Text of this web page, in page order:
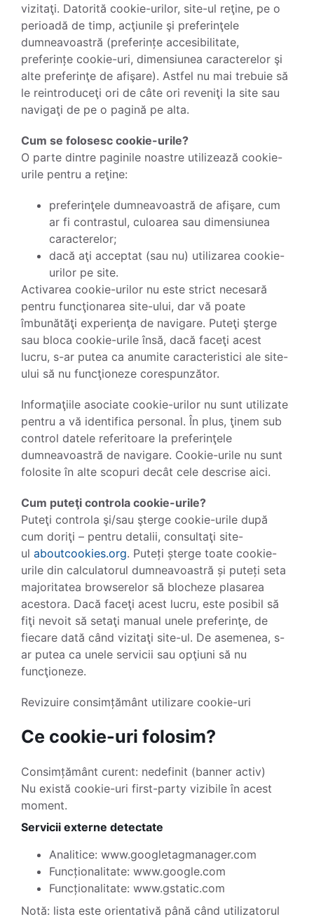
vizitaţi. Datorită cookie-urilor, site-ul reţine, pe o
perioadă de timp, acţiunile şi preferinţele
dumneavoastră (preferințe accesibilitate,
preferințe cookie-uri, dimensiunea caracterelor şi
alte preferinţe de afişare). Astfel nu mai trebuie să
le reintroduceţi ori de câte ori reveniţi la site sau
navigaţi de pe o pagină pe alta.
Cum se folosesc cookie-urile?
O parte dintre paginile noastre utilizează cookie-
urile pentru a reţine:
preferinţele dumneavoastră de afişare, cum
ar fi contrastul, culoarea sau dimensiunea
caracterelor;
dacă aţi acceptat (sau nu) utilizarea cookie-
urilor pe site.
Activarea cookie-urilor nu este strict necesară
pentru funcţionarea site-ului, dar vă poate
îmbunătăţi experienţa de navigare. Puteţi şterge
sau bloca cookie-urile însă, dacă faceţi acest
lucru, s-ar putea ca anumite caracteristici ale site-
ului să nu funcţioneze corespunzător.
Informaţiile asociate cookie-urilor nu sunt utilizate
pentru a vă identifica personal. În plus, ţinem sub
control datele referitoare la preferinţele
dumneavoastră de navigare. Cookie-urile nu sunt
folosite în alte scopuri decât cele descrise aici.
Cum puteţi controla cookie-urile?
Puteţi controla şi/sau şterge cookie-urile după
cum doriţi – pentru detalii, consultaţi site-
ul aboutcookies.org. Puteți șterge toate cookie-
urile din calculatorul dumneavoastră și puteți seta
majoritatea browserelor să blocheze plasarea
acestora. Dacă faceţi acest lucru, este posibil să
fiţi nevoit să setaţi manual unele preferinţe, de
fiecare dată când vizitaţi site-ul. De asemenea, s-
ar putea ca unele servicii sau opţiuni să nu
funcţioneze.
Revizuire consimțământ utilizare cookie-uri
Ce cookie-uri folosim?
Consimțământ curent: nedefinit (banner activ)
Nu există cookie-uri first-party vizibile în acest
moment.
Servicii externe detectate
Analitice: www.googletagmanager.com
Funcționalitate: www.google.com
Funcționalitate: www.gstatic.com
Notă: lista este orientativă până când utilizatorul